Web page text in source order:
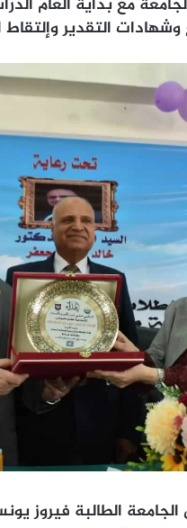
التقدير وإلتقاط
الطالبة فيروز